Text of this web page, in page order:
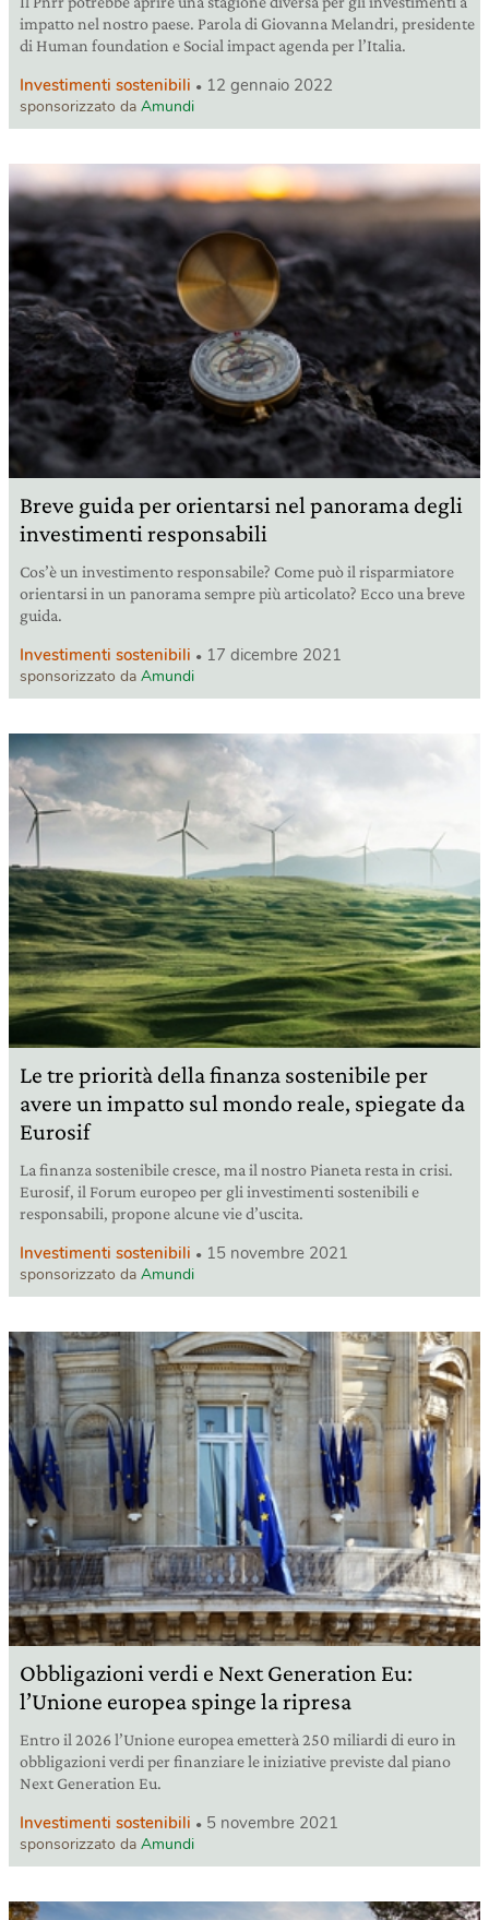
impatto nel nostro paese. Parola di Giovanna Melandri, presidente
di Human foundation e Social impact agenda per l’Italia.
Investimenti sostenibili 12 gennaio 2022
sponsorizzato da Amundi
Breve guida per orientarsi nel panorama degli
investimenti responsabili
Cos’è un investimento responsabile? Come può il risparmiatore
orientarsi in un panorama sempre più articolato? Ecco una breve
guida.
Investimenti sostenibili 17 dicembre 2021
sponsorizzato da Amundi
Le tre priorità della finanza sostenibile per
avere un impatto sul mondo reale, spiegate da
Eurosif
La finanza sostenibile cresce, ma il nostro Pianeta resta in crisi.
Eurosif, il Forum europeo per gli investimenti sostenibili e
responsabili, propone alcune vie d’uscita.
Investimenti sostenibili 15 novembre 2021
sponsorizzato da Amundi
Obbligazioni verdi e Next Generation Eu:
l’Unione europea spinge la ripresa
Entro il 2026 l’Unione europea emetterà 250 miliardi di euro in
obbligazioni verdi per finanziare le iniziative previste dal piano
Next Generation Eu.
Investimenti sostenibili 5 novembre 2021
sponsorizzato da Amundi